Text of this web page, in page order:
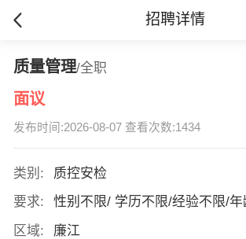
招聘详情
质量管理/全职
面议
发布时间:2026-08-07 查看次数:1434
类别:
质控安检
要求:
性别不限/ 学历不限/经验不限/年
区域:
廉江